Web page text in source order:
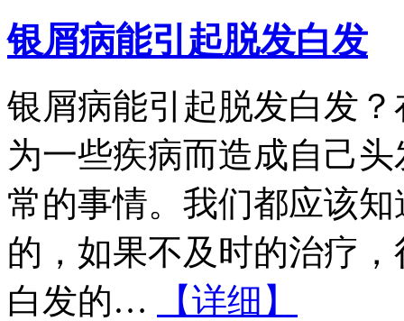
银屑病能引起脱发白发
银屑病能引起脱发白发
为一些疾病而造成自己
常的事情。我们都应该
的，如果不及时的治疗
白发的…
【详细】